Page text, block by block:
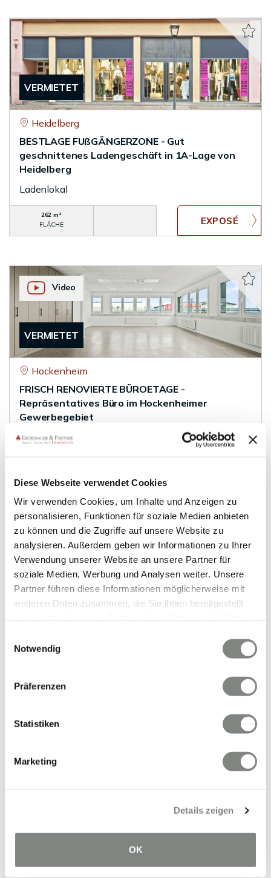
Diese Webseite verwendet Cookies
Wir verwenden Cookies, um Inhalte und Anzeigen zu
personalisieren, Funktionen für soziale Medien anbieten
zu können und die Zugriffe auf unsere Website zu
analysieren. Außerdem geben wir Informationen zu Ihrer
Verwendung unserer Website an unsere Partner für
soziale Medien, Werbung und Analysen weiter. Unsere
Partner führen diese Informationen möglicherweise mit
weiteren Daten zusammen, die Sie ihnen bereitgestellt
Cookies, wenn Sie unsere Webseite weiterhin nutzen.
Notwendig
Präferenzen
Statistiken
Marketing
Details zeigen
OK
VERMIETET
Heidelberg
BESTLAGE FUßGÄNGERZONE - Gut
geschnittenes Ladengeschäft in 1A-Lage von
Heidelberg
Ladenlokal
262 m²
FLÄCHE
VERMIETET
Video
Hockenheim
FRISCH RENOVIERTE BÜROETAGE -
Repräsentatives Büro im Hockenheimer
Gewerbegebiet
Bürofläche
VERMIETET
Wiesbaden
Altbaufläche in der Dotzheimer Straße in
Bürofläche
FLÄCHE
VERMIETET
Wiesbaden